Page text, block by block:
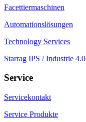
Facettiermaschinen
Automationslösungen
Technology Services
Starrag IPS / Industrie 4.0
Service
Servicekontakt
Service Produkte